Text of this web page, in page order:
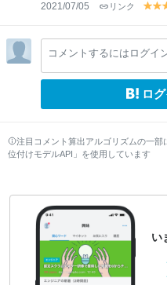
2021/07/05 リンク
y
lo
w
lo
w
コメントするにはログイ
ロ
注目コメント算出アルゴリズムの一
位付けモデルAPI」を使用しています
い